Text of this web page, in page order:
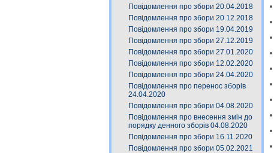
Повідомлення про збори 20.04.2018
Повідомлення про збори 20.12.2018
Повідомлення про збори 19.04.2019
Повідомлення про збори 27.12.2019
Повідомлення про збори 27.01.2020
Повідомлення про збори 12.02.2020
Повідомлення про збори 24.04.2020
Повідомлення про перенос зборів
24.04.2020
Повідомлення про збори 04.08.2020
Повідомлення про внесення змін до
порядку денного зборів 04.08.2020
Повідомлення про збори 16.11.2020
Повідомлення про збори 05.02.2021